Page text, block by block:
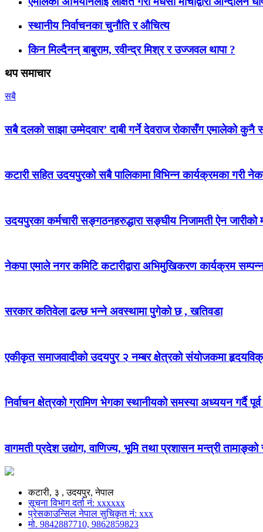
स्थानीय निर्वाचनका चुनौति र औचित्य
किन मिल्दैनन् बाबुराम, रवीन्द्र मिश्र र उज्जवल थापा ?
थप समाचार
सबै
सबै दलको साझा उम्मेदवार’ दाबी गर्ने देवराज रोकासँग एमालेको
कटारी सहित उदयपुरको सबै पालिकामा विभिन्न कार्यक्रमका गरी
उदयपुरका कर्मचारी सङ्गठनहरुद्धारा सङ्घीय निजामती ऐन जारीको
नेकपा एमाले नगर कमिटि कटारीद्वारा अभिमुखिकरण कार्यक्रम
सरकार कतिवेला ढल्छ भन्ने अवस्थामा पुगेको छ , खतिवडा
एकीकृत समाजवादीको उदयपुर २ नम्बर क्षेत्रको संयोजकमा
निर्वाचन क्षेत्रको ग्रामिण भेगका स्थानीयको समस्या अध्ययन गर्दै
वागमती प्रदेश उद्योग, वाणिज्य, भूमि तथा प्रशासन मन्त्री
कटारी, ३ , उदयपुर, नेपाल
सूचना विभाग दर्ता नं: xxxxxx
प्रेसकाउन्सिल नेपाल सुचिकृत नं: xxx
मो. 9842887710, 9862859823